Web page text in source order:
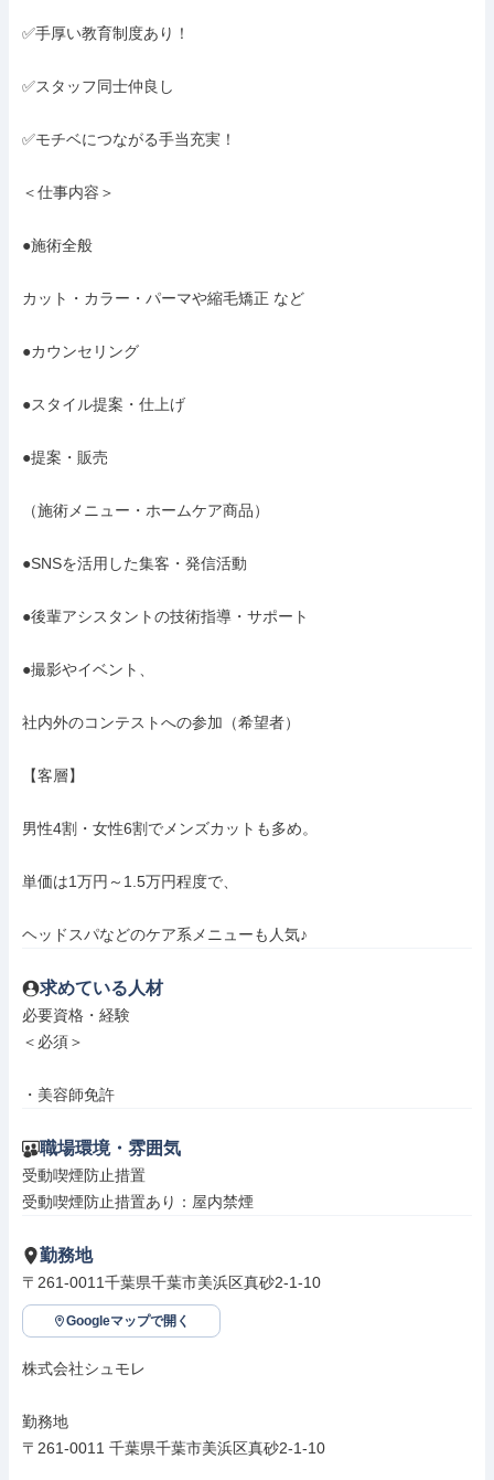
✅手厚い教育制度あり！
✅スタッフ同士仲良し
✅モチベにつながる手当充実！
＜仕事内容＞
●施術全般
カット・カラー・パーマや縮毛矯正 など
●カウンセリング
●スタイル提案・仕上げ
●提案・販売
（施術メニュー・ホームケア商品）
●SNSを活用した集客・発信活動
●後輩アシスタントの技術指導・サポート
●撮影やイベント、
社内外のコンテストへの参加（希望者）
【客層】
男性4割・女性6割でメンズカットも多め。
単価は1万円～1.5万円程度で、
ヘッドスパなどのケア系メニューも人気♪
求めている人材
必要資格・経験
＜必須＞
・美容師免許
職場環境・雰囲気
受動喫煙防止措置
受動喫煙防止措置あり：屋内禁煙
勤務地
〒261-0011千葉県千葉市美浜区真砂2-1-10
Googleマップで開く
株式会社シュモレ
勤務地
〒261-0011 千葉県千葉市美浜区真砂2-1-10